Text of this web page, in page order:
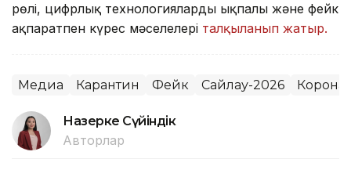
рөлі, цифрлық технологиялардың ықпалы және фейк
ақпаратпен күрес мәселелері талқыланып жатыр.
Медиа Карантин Фейк Сайлау-2026
Назерке Сүйіндік
Авторлар